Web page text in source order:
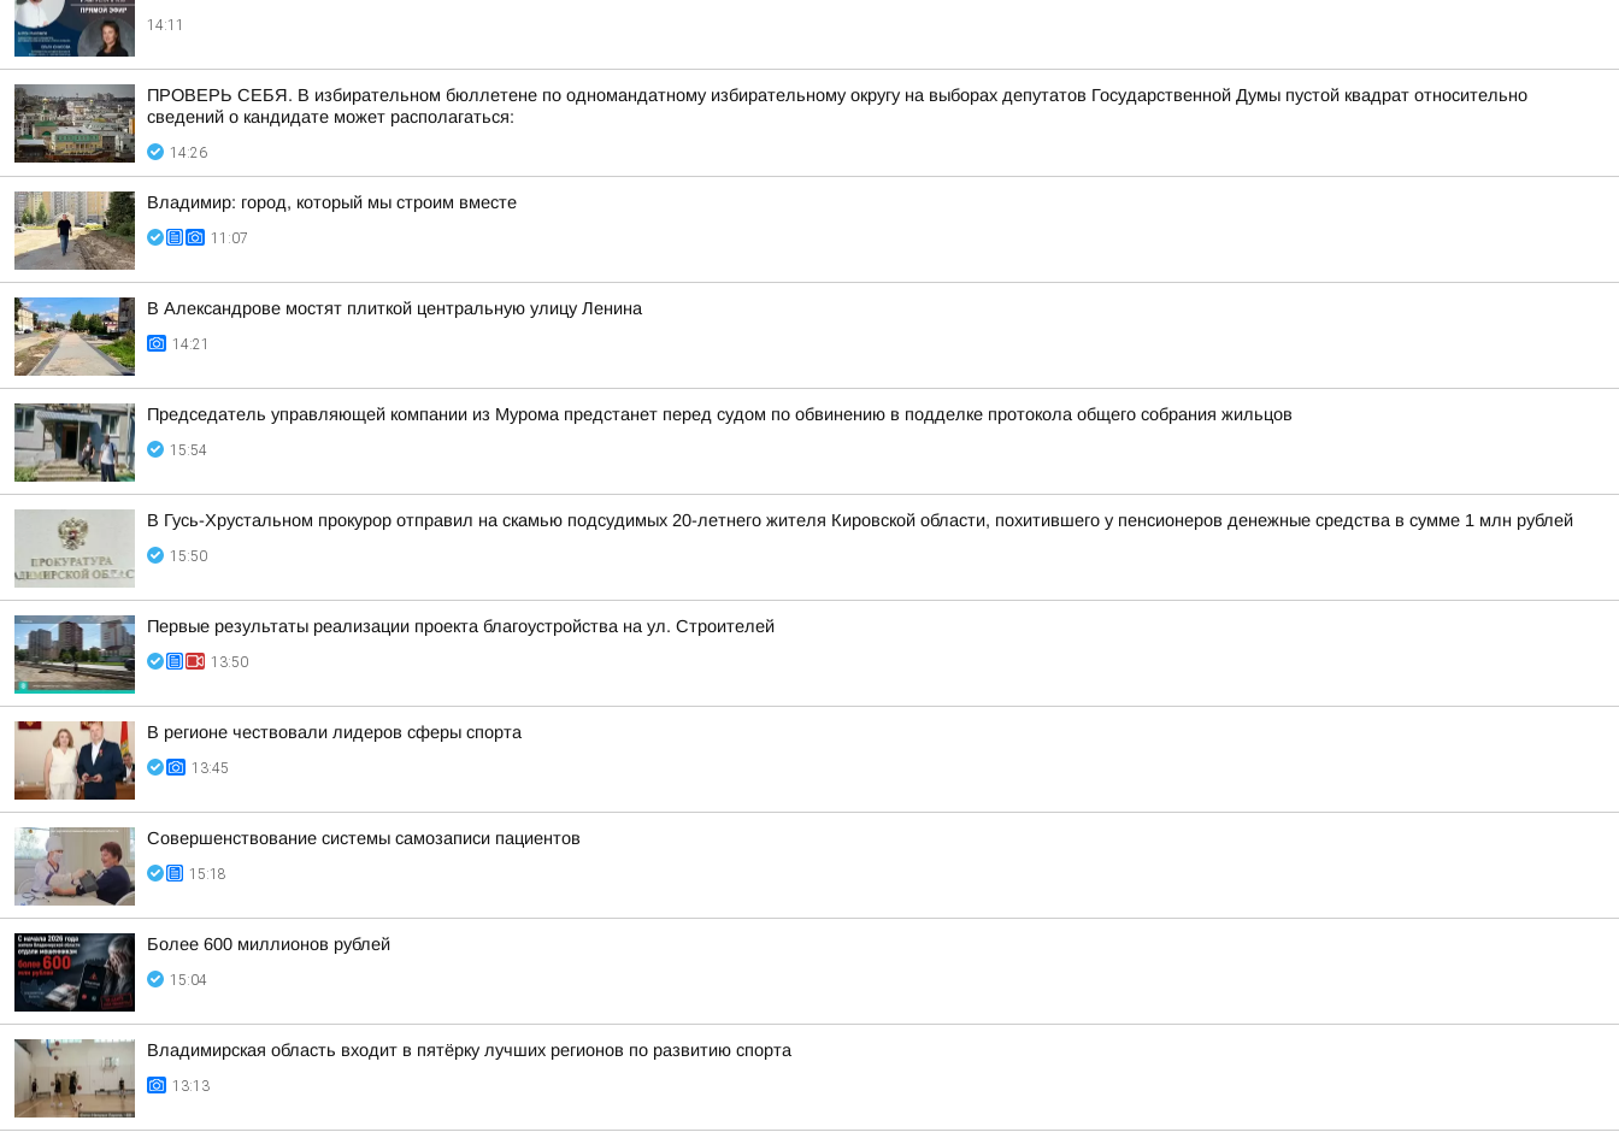
14:11
ПРОВЕРЬ СЕБЯ. В избирательном бюллетене по одномандатному избирательному округу на выборах депутатов Государственной Думы пустой квадрат относительно
сведений о кандидате может располагаться:
14:26
Владимир: город, который мы строим вместе
11:07
В Александрове мостят плиткой центральную улицу Ленина
14:21
Председатель управляющей компании из Мурома предстанет перед судом по обвинению в подделке протокола общего собрания жильцов
15:54
В Гусь-Хрустальном прокурор отправил на скамью подсудимых 20-летнего жителя Кировской области, похитившего у пенсионеров денежные средства в сумме 1 млн рублей
15:50
Первые результаты реализации проекта благоустройства на ул. Строителей
13:50
В регионе чествовали лидеров сферы спорта
13:45
Совершенствование системы самозаписи пациентов
15:18
Более 600 миллионов рублей
15:04
Владимирская область входит в пятёрку лучших регионов по развитию спорта
13:13